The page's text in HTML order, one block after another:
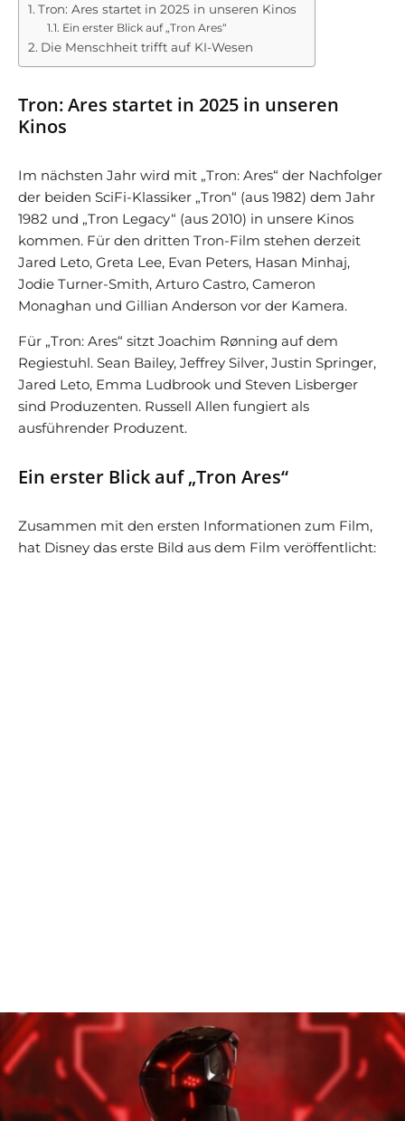
Tron: Ares startet in 2025 in unseren Kinos
Ein erster Blick auf „Tron Ares“
Die Menschheit trifft auf KI-Wesen
Tron: Ares startet in 2025 in unseren
Kinos
Im nächsten Jahr wird mit „Tron: Ares“ der Nachfolger
der beiden SciFi-Klassiker „Tron“ (aus 1982) dem Jahr
1982 und „Tron Legacy“ (aus 2010) in unsere Kinos
kommen. Für den dritten Tron-Film stehen derzeit
Jared Leto, Greta Lee, Evan Peters, Hasan Minhaj,
Jodie Turner-Smith, Arturo Castro, Cameron
Monaghan und Gillian Anderson vor der Kamera.
Für „Tron: Ares“ sitzt Joachim Rønning auf dem
Regiestuhl. Sean Bailey, Jeffrey Silver, Justin Springer,
Jared Leto, Emma Ludbrook und Steven Lisberger
sind Produzenten. Russell Allen fungiert als
ausführender Produzent.
Ein erster Blick auf „Tron Ares“
Zusammen mit den ersten Informationen zum Film,
hat Disney das erste Bild aus dem Film veröffentlicht: